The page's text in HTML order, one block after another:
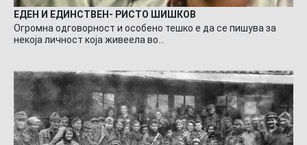
ЕДЕН И ЕДИНСТВЕН- РИСТО ШИШКОВ
Огромна одговорност и особено тешко е да се пишува за
некоја личност која живеела во…